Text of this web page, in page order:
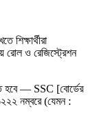
শিক্ষার্থীরা
ও রেজিস্ট্রেশন
হবে — SSC [বোর্ডের
নম্বরে (যেমন :